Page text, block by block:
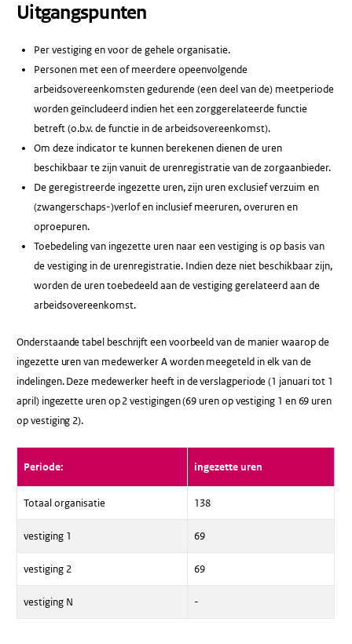
Uitgangspunten
Per vestiging en voor de gehele organisatie.
Personen met een of meerdere opeenvolgende
arbeidsovereenkomsten gedurende (een deel van de) meetperiode
worden geïncludeerd indien het een zorggerelateerde functie
betreft (o.b.v. de functie in de arbeidsovereenkomst).
Om deze indicator te kunnen berekenen dienen de uren
beschikbaar te zijn vanuit de urenregistratie van de zorgaanbieder.
De geregistreerde ingezette uren, zijn uren exclusief verzuim en
(zwangerschaps-)verlof en inclusief meeruren, overuren en
oproepuren.
Toebedeling van ingezette uren naar een vestiging is op basis van
de vestiging in de urenregistratie. Indien deze niet beschikbaar zijn,
worden de uren toebedeeld aan de vestiging gerelateerd aan de
arbeidsovereenkomst.
Onderstaande tabel beschrijft een voorbeeld van de manier waarop de
ingezette uren van medewerker A worden meegeteld in elk van de
indelingen. Deze medewerker heeft in de verslagperiode (1 januari tot 1
april) ingezette uren op 2 vestigingen (69 uren op vestiging 1 en 69 uren
op vestiging 2).
Periode: ingezette uren
Totaal organisatie 138
vestiging 1 69
vestiging 2 69
vestiging N -